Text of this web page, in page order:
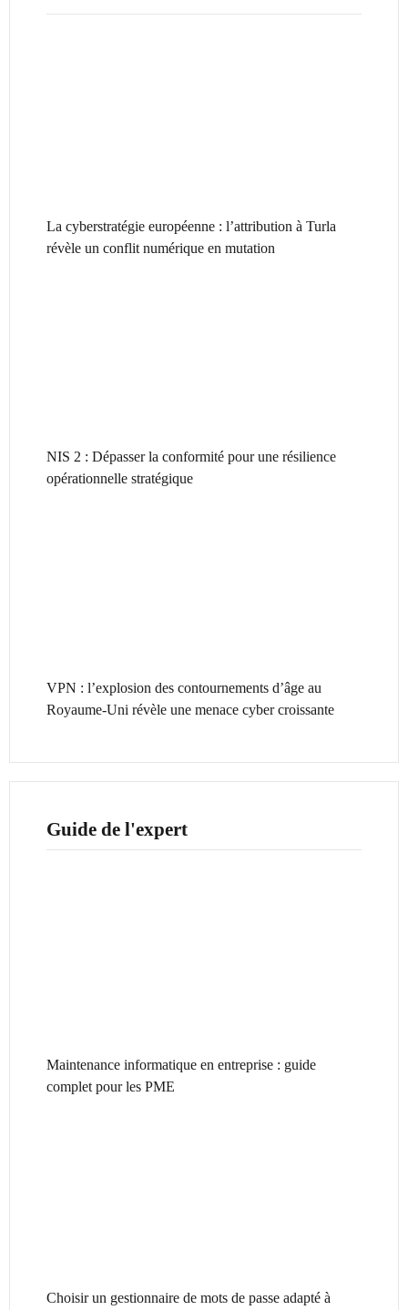
La cyberstratégie européenne : l’attribution à Turla
révèle un conflit numérique en mutation
NIS 2 : Dépasser la conformité pour une résilience
opérationnelle stratégique
VPN : l’explosion des contournements d’âge au
Royaume-Uni révèle une menace cyber croissante
Guide de l'expert
Maintenance informatique en entreprise : guide
complet pour les PME
Choisir un gestionnaire de mots de passe adapté à